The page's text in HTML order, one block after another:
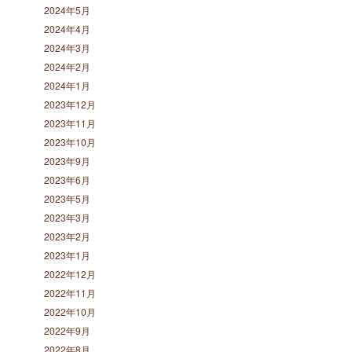
2024年5月
2024年4月
2024年3月
2024年2月
2024年1月
2023年12月
2023年11月
2023年10月
2023年9月
2023年6月
2023年5月
2023年3月
2023年2月
2023年1月
2022年12月
2022年11月
2022年10月
2022年9月
2022年8月